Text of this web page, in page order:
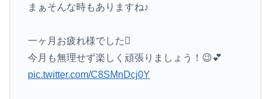
まぁそんな時もありますね♪
一ヶ月お疲れ様でした
今月も無理せず楽しく頑張りましょう！😉💕
pic.twitter.com/C8SMnDcj0Y